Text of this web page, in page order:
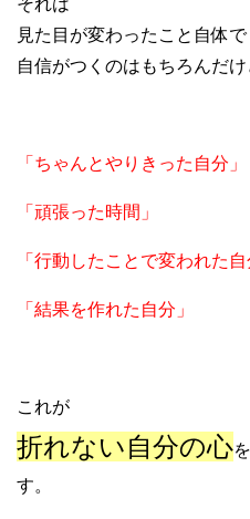
それは
見た目が変わったこと自体で
自信がつくのはもちろんだけ
「ちゃんとやりきった自分」
「頑張った時間」
「行動したことで変われた自
「結果を作れた自分」
これが
折れない自分の心
す。